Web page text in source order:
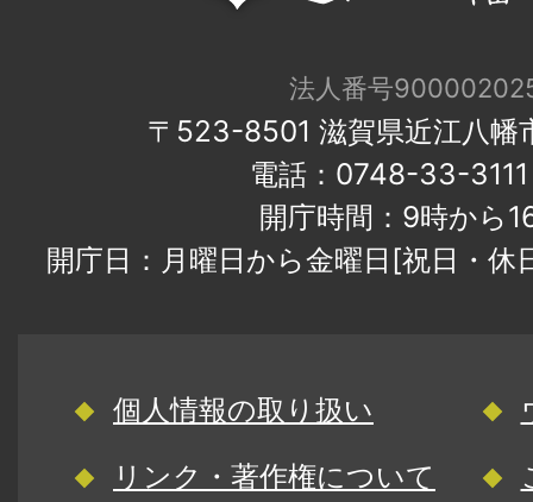
法人番号
〒523-8501 滋賀県近江八幡
電話：0748-33-
開庁時間：9時から
開庁日：月曜日から金曜日[祝日・
個人情報の取り扱い
リンク・著作権について